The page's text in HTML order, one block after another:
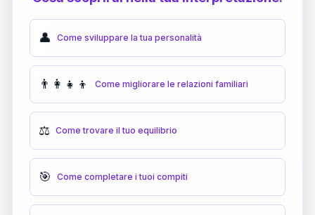
👤 Come sviluppare la tua personalità
👨‍👩‍👧‍👦 Come migliorare le relazioni familiari
⚖️ Come trovare il tuo equilibrio
🎯 Come completare i tuoi compiti